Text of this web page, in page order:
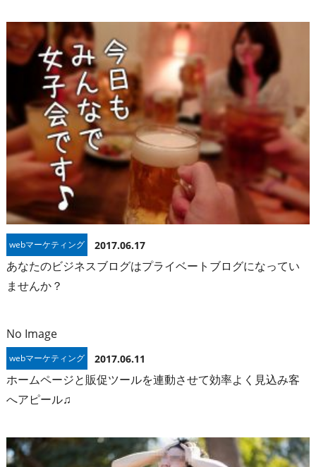
webマーケティング 2017.06.17
あなたのビジネスブログはプライベートブログになってい
ませんか？
No Image
webマーケティング 2017.06.11
ホームページと販促ツールを連動させて効率よく見込み客
へアピール♫